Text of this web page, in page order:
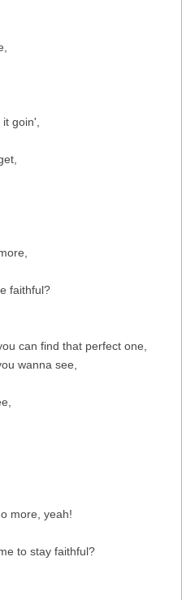
goin',
faithful?
can find that perfect one,
wanna see,
more, yeah!
to stay faithful?